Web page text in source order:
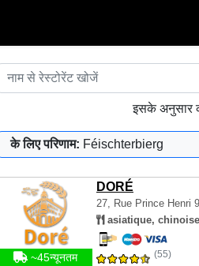
इसके अनुसार
के लिए परिणाम: Féischterbierg
DORÉ
27, Rue Prince Henri
asiatique,
~45न्यूनतम (55)